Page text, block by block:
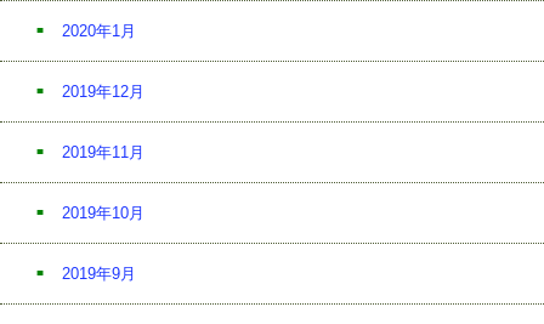
2020年1月
2019年12月
2019年11月
2019年10月
2019年9月